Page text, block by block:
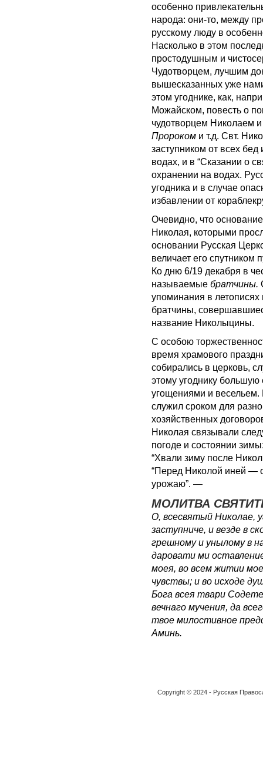
особенно
народа: они-то, между
русскому люду в
Насколько в этом
простодушным и
Чудотворцем, лучшим
вышесказанных уже
этом угоднике, как,
Можайском, повесть о
чудотворцем Николаем
Пророком и т.д. Свт.
заступником от всех
водах, и в “Сказании о
охранении на водах.
угодника и в случае
избавлении от
Очевидно, что
Николая, которыми
основании Русская
величает его
Ко дню 6/19 декабря в
называемые братчины.
упоминания в
братчины,
название Николыцины.
С особою
время храмового
собирались в церковь,
этому угоднику большую
угощениями и весельем.
служил сроком для
хозяйственных
Николая связывали
погоде и состоянии
“Хвали зиму после
“Перед Николой иней —
урожаю”. —
МОЛИТВА
О, всесвятый Николае,
заступниче, и везде в
грешному и унылому в
даровати ми
моея, во всем житии
чувствы; и во исходе
Бога всея твари
вечнаго мучения, да
твое милостивное
Аминь.
Copyright © 2024 - Русская